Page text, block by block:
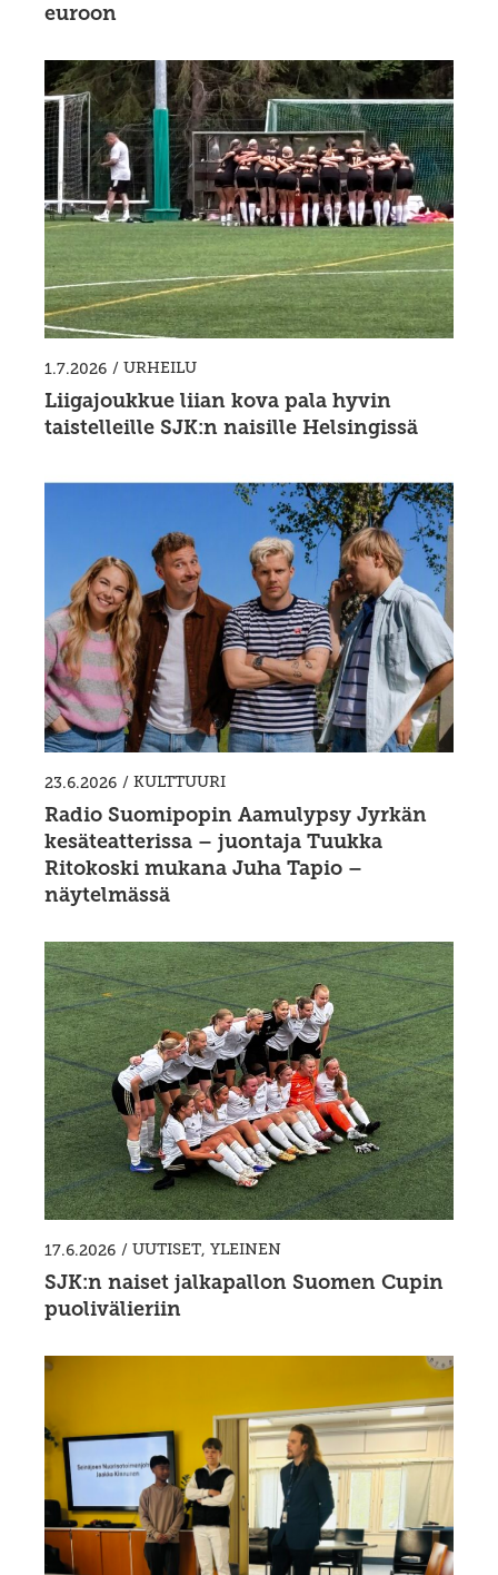
euroon
1.7.2026 / URHEILU
Liigajoukkue liian kova pala hyvin
taistelleille SJK:n naisille Helsingissä
23.6.2026 / KULTTUURI
Radio Suomipopin Aamulypsy Jyrkän
kesäteatterissa – juontaja Tuukka
Ritokoski mukana Juha Tapio –
näytelmässä
17.6.2026 / UUTISET, YLEINEN
SJK:n naiset jalkapallon Suomen Cupin
puolivälieriin